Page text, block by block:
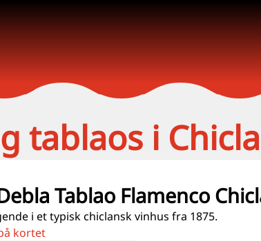
tablaos i
Tablao Flamenco
i et typisk chiclansk vinhus fra 1875.
kortet